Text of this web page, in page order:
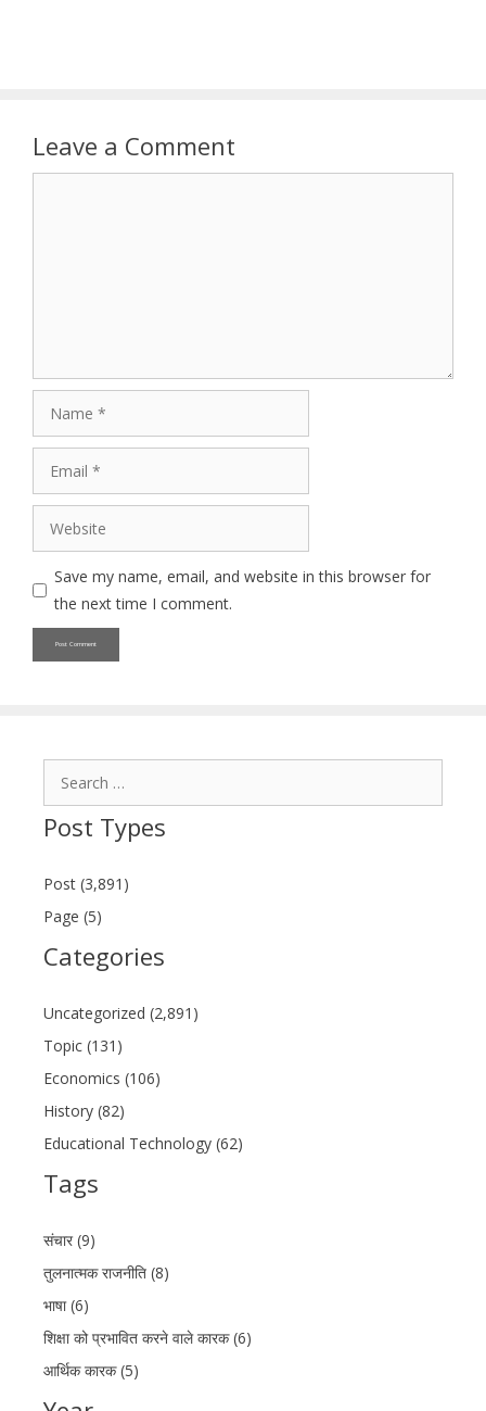
Leave a Comment
Website
Save my name, email, and website in this browser for
the next time I comment.
Post Types
Post (3,891)
Page (5)
Categories
Uncategorized (2,891)
Topic (131)
Economics (106)
History (82)
Educational Technology (62)
Tags
संचार (9)
तुलनात्मक राजनीति (8)
भाषा (6)
शिक्षा को प्रभावित करने वाले कारक (6)
आर्थिक कारक (5)